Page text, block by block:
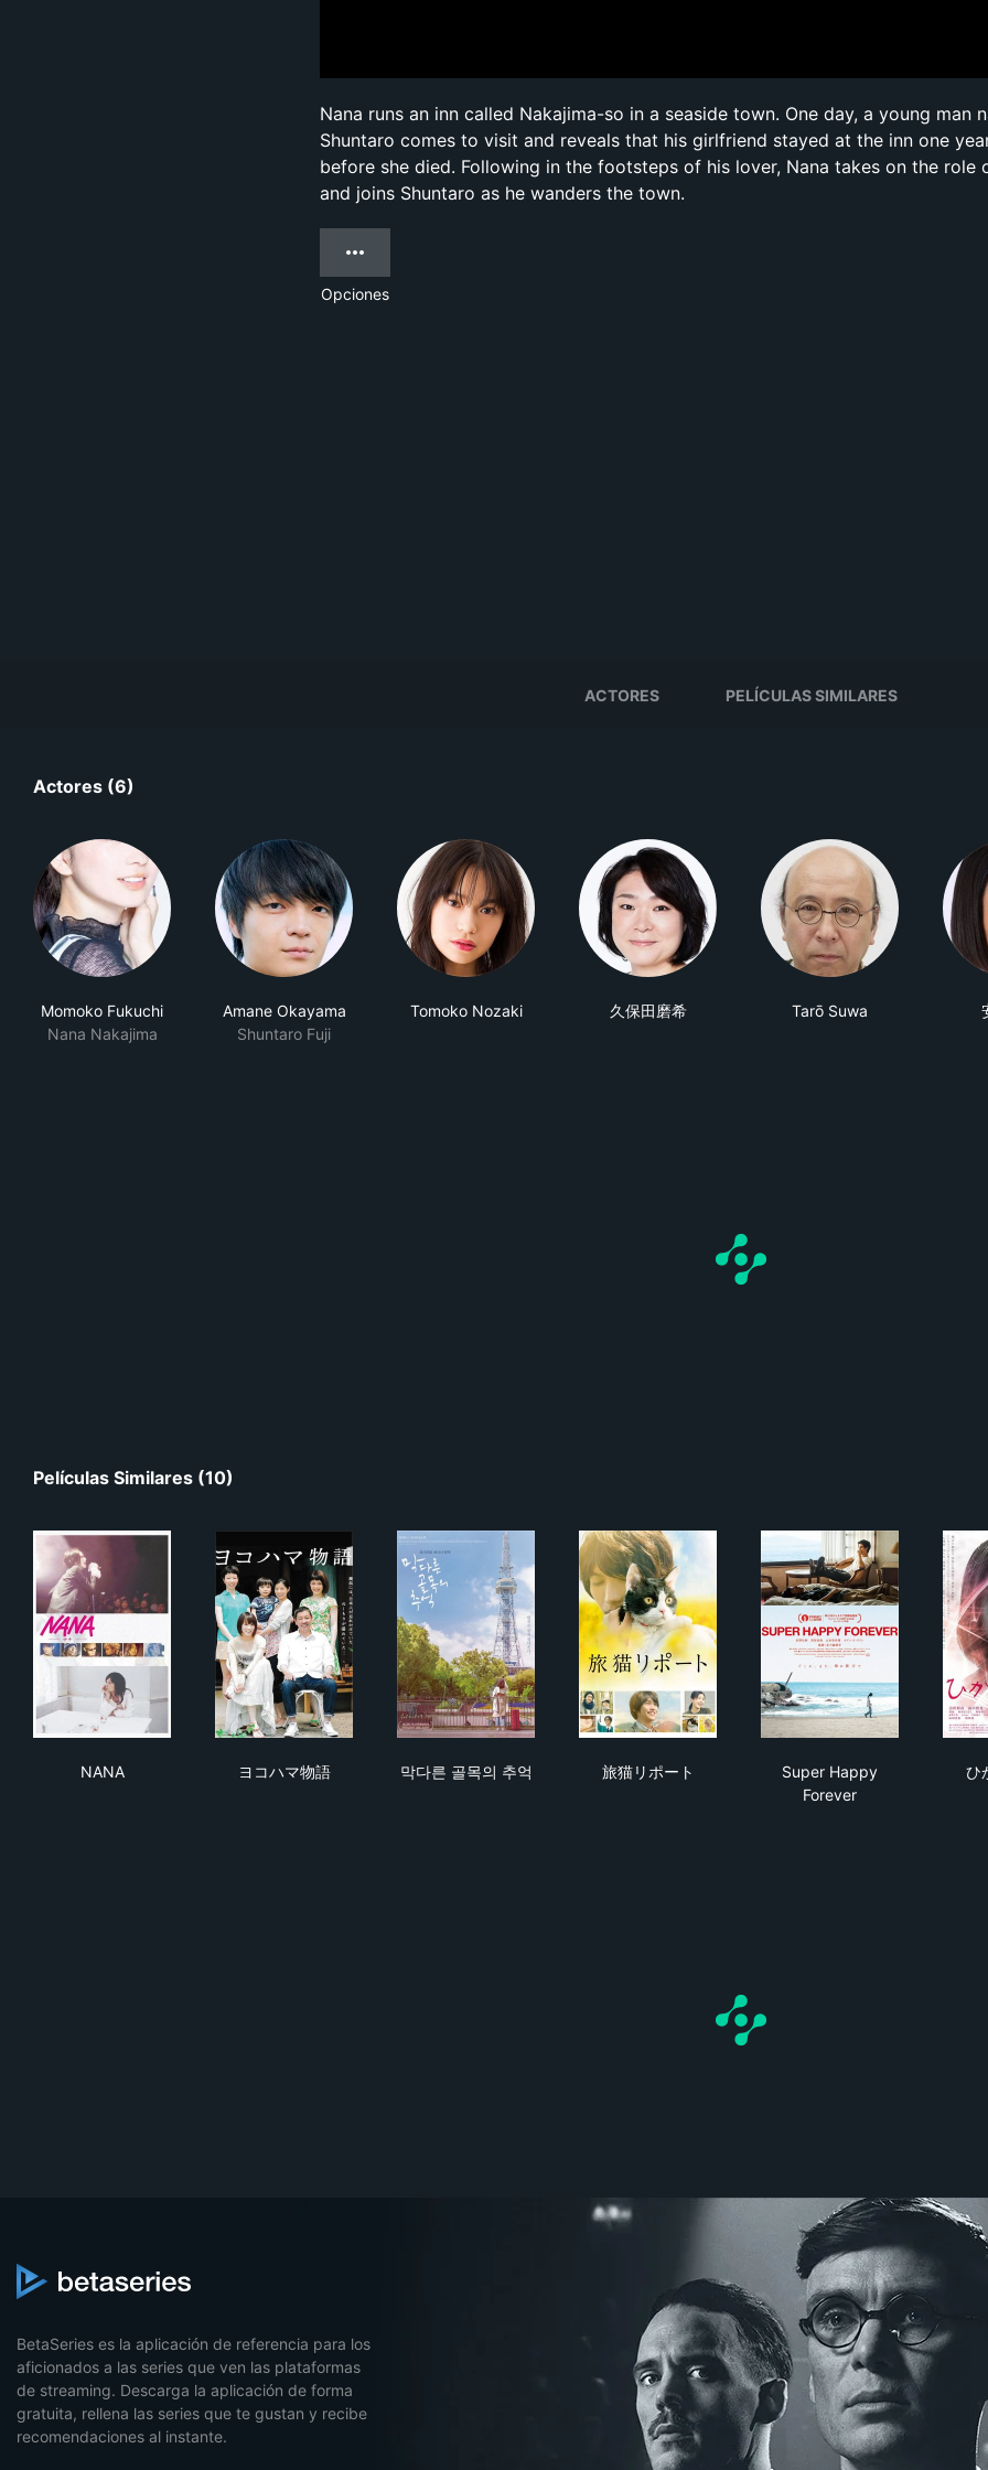
Nana runs an inn called Nakajima-so in a seaside town. One day, a young man
Shuntaro comes to visit and reveals that his girlfriend stayed at the inn one
before she died. Following in the footsteps of his lover, Nana takes on the role
and joins Shuntaro as he wanders the town.
Opciones
ACTORES PELÍCULAS SIMILARES
Actores (6)
Momoko Fukuchi
Nana Nakajima
Amane Okayama
Shuntaro Fuji
Tomoko Nozaki 久保田磨希 Tarō Suwa
Películas Similares (10)
NANA
ヨコハマ物語
막다른 골목의 추억
旅猫リポート
Super Happy
Forever
ひ
BetaSeries es la aplicación de referencia para los
aficionados a las series que ven las plataformas
de streaming. Descarga la aplicación de forma
gratuita, rellena las series que te gustan y recibe
recomendaciones al instante.